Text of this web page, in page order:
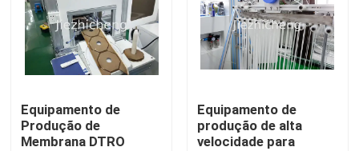
Solicite um orçamento
Equipamento médico que faz a máquina
Equipamento de
Produção de
Membrana DTRO
Equipamento de
produção de alta
velocidade para